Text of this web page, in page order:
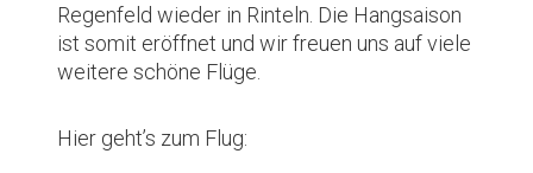
Regenfeld wieder in Rinteln. Die Hangsaison
ist somit eröffnet und wir freuen uns auf viele
weitere schöne Flüge.
Hier geht’s zum Flug: